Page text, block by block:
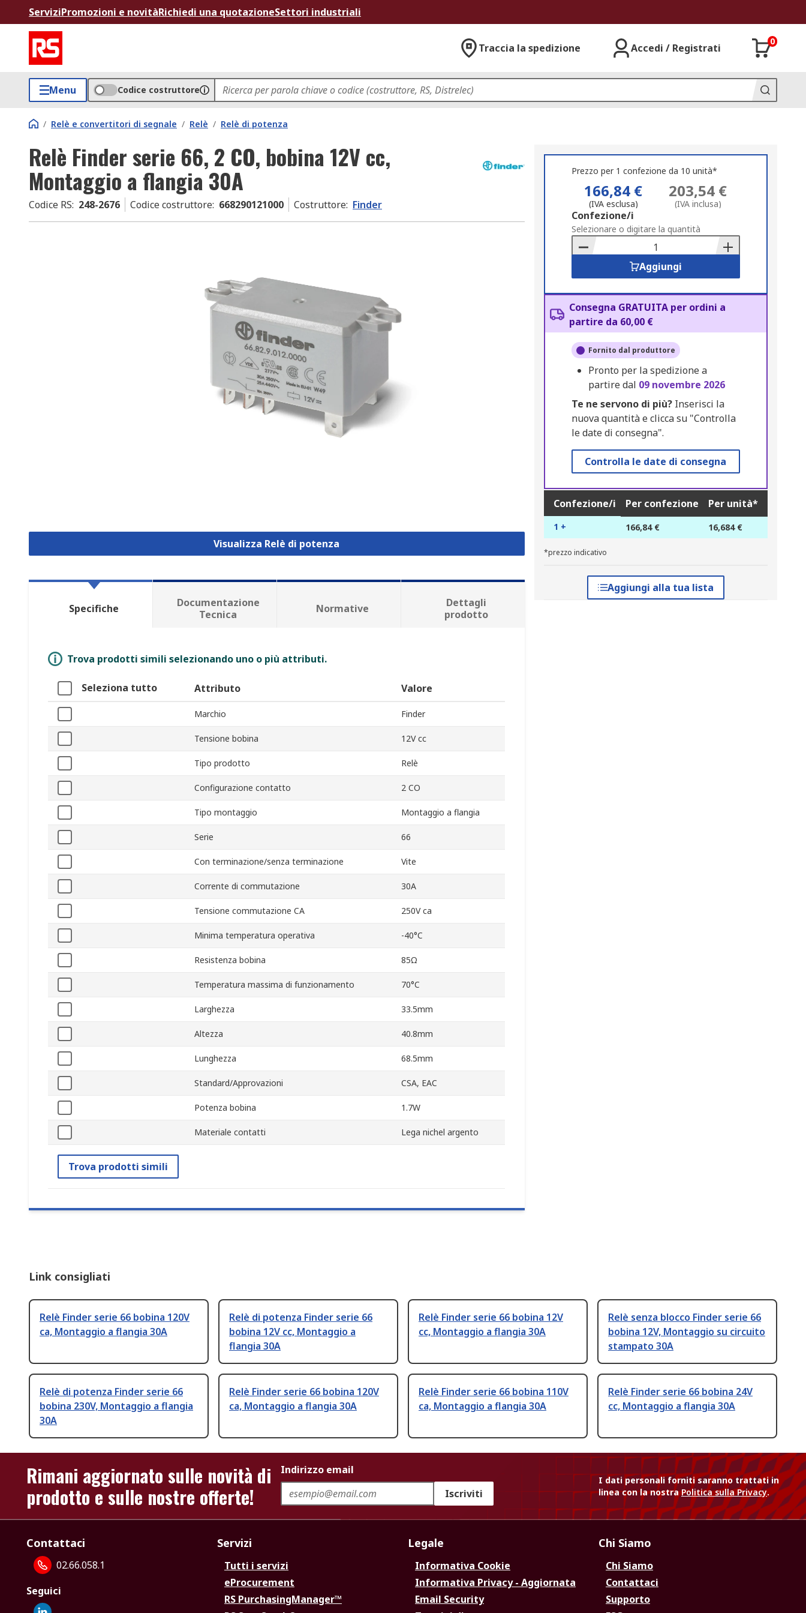
ServiziPromozioni e novitàRichiedi una quotazioneSettori industriali
Traccia la spedizione Accedi / Registrati
0
Menu Codice costruttore
/ Relè e convertitori di segnale / Relè / Relè di potenza
Relè Finder serie 66, 2 CO, bobina 12V cc,
Montaggio a flangia 30A
Codice RS: 248-2676 Codice costruttore: 668290121000 Costruttore: Finder
Visualizza Relè di potenza
Prezzo per 1 confezione da 10 unità*
166,84 €
(IVA esclusa)
203,54 €
(IVA inclusa)
Add
to
Basket
Confezione/i
Selezionare o digitare la quantità
Aggiungi
Consegna GRATUITA per ordini a
partire da 60,00 €
Fornito dal produttore
Pronto per la spedizione a
partire dal 09 novembre 2026
Te ne servono di più?Inserisci la
nuova quantità e clicca su "Controlla
le date di consegna".
Controlla le date di consegna
Confezione/i Per confezione Per unità*
1 + 166,84 € 16,684 €
*prezzo indicativo
Aggiungi alla tua lista
Specifiche
Documentazione
Tecnica
Normative
Dettagli
prodotto
Trova prodotti simili selezionando uno o più attributi.
Seleziona tutto Attributo Valore
Marchio Finder
Tensione bobina 12V cc
Tipo prodotto Relè
Configurazione contatto 2 CO
Tipo montaggio Montaggio a flangia
Serie 66
Con terminazione/senza terminazione Vite
Corrente di commutazione 30A
Tensione commutazione CA 250V ca
Minima temperatura operativa -40°C
Resistenza bobina 85Ω
Temperatura massima di funzionamento 70°C
Larghezza 33.5mm
Altezza 40.8mm
Lunghezza 68.5mm
Standard/Approvazioni CSA, EAC
Potenza bobina 1.7W
Materiale contatti Lega nichel argento
Trova prodotti simili
Link consigliati
Relè Finder serie 66 bobina 120V
ca, Montaggio a flangia 30A
Relè di potenza Finder serie 66
bobina 12V cc, Montaggio a
flangia 30A
Relè Finder serie 66 bobina 12V
cc, Montaggio a flangia 30A
Relè senza blocco Finder serie 66
bobina 12V, Montaggio su circuito
stampato 30A
Relè di potenza Finder serie 66
bobina 230V, Montaggio a flangia
30A
Relè Finder serie 66 bobina 120V
ca, Montaggio a flangia 30A
Relè Finder serie 66 bobina 110V
ca, Montaggio a flangia 30A
Relè Finder serie 66 bobina 24V
cc, Montaggio a flangia 30A
Rimani aggiornato sulle novità di
prodotto e sulle nostre offerte!
Indirizzo email
Iscriviti
I dati personali forniti saranno trattati in
linea con la nostraPolitica sulla Privacy.
Contattaci
02.66.058.1
Seguici
Servizi
Tutti i servizi
eProcurement
RS PurchasingManager™
Legale
Informativa Cookie
Informativa Privacy - Aggiornata
Email Security
Chi Siamo
Chi Siamo
Contattaci
Supporto